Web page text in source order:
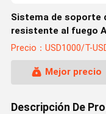
Sistema de soporte
resistente al fuego
Precio：USD1000/T-
Mejor precio
Descripción De